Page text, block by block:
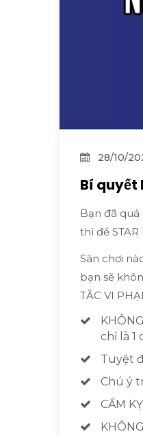
28/10/
Bí quyết
Bạn đã
thì để
Sân chơi
bạn sẽ
TẮC VI
chỉ là 1
Tuyệt
Chú ý
CẤM